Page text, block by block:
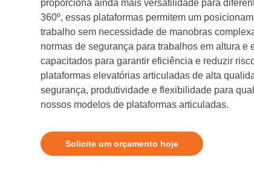
proporciona ainda mais versatilidade para
360º, essas plataformas permitem um
trabalho sem necessidade de manobras
normas de segurança para trabalhos em altura e
capacitados para garantir eficiência e reduzir
plataformas elevatórias articuladas de alta
segurança, produtividade e flexibilidade para
nossos modelos de plataformas articuladas.
Solicite um orçamento hoje